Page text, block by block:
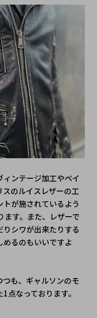
ンテージ加工やペイ
のルイスレザーの工
が施されているよう
ます。また、レザーで
シワが出来たりする
めるのもいいですよ
も、ギャルソンのモ
点なっております。